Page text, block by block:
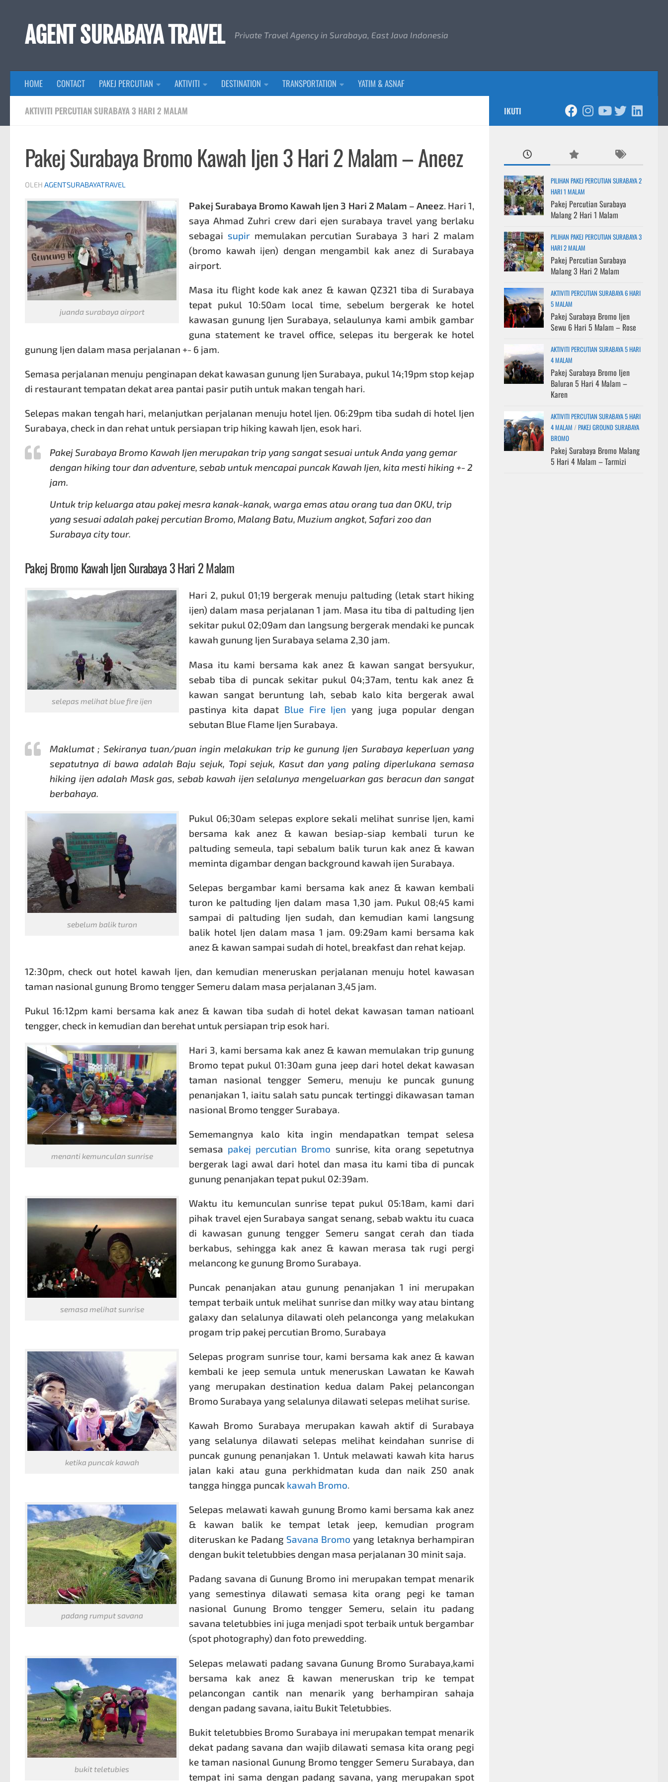
AGENT SURABAYA TRAVEL Private Travel Agency in Surabaya, East Java Indonesia
HOME CONTACT PAKEJ PERCUTIAN AKTIVITI DESTINATION TRANSPORTATION YATIM & ASNAF
AKTIVITI PERCUTIAN SURABAYA 3 HARI 2 MALAM
Pakej Surabaya Bromo Kawah Ijen 3 Hari 2 Malam – Aneez
OLEH AGENTSURABAYATRAVEL
juanda surabaya airport
Pakej Surabaya Bromo Kawah Ijen 3 Hari 2 Malam – Aneez. Hari 1,
saya Ahmad Zuhri crew dari ejen surabaya travel yang berlaku
sebagai supir memulakan percutian Surabaya 3 hari 2 malam
(bromo kawah ijen) dengan mengambil kak anez di Surabaya
airport.
Masa itu flight kode kak anez & kawan QZ321 tiba di Surabaya
tepat pukul 10:50am local time, sebelum bergerak ke hotel
kawasan gunung Ijen Surabaya, selaulunya kami ambik gambar
guna statement ke travel office, selepas itu bergerak ke hotel
gunung Ijen dalam masa perjalanan +- 6 jam.
Semasa perjalanan menuju penginapan dekat kawasan gunung Ijen Surabaya, pukul 14;19pm stop kejap
di restaurant tempatan dekat area pantai pasir putih untuk makan tengah hari.
Selepas makan tengah hari, melanjutkan perjalanan menuju hotel Ijen. 06:29pm tiba sudah di hotel Ijen
Surabaya, check in dan rehat untuk persiapan trip hiking kawah Ijen, esok hari.
Pakej Surabaya Bromo Kawah Ijen merupakan trip yang sangat sesuai untuk Anda yang gemar
dengan hiking tour dan adventure, sebab untuk mencapai puncak Kawah Ijen, kita mesti hiking +- 2
jam.
Untuk trip keluarga atau pakej mesra kanak-kanak, warga emas atau orang tua dan OKU, trip
yang sesuai adalah pakej percutian Bromo, Malang Batu, Muzium angkot, Safari zoo dan
Surabaya city tour.
Pakej Bromo Kawah IjenSurabaya 3 Hari 2 Malam
selepas melihat blue fire ijen
Hari 2, pukul 01;19 bergerak menuju paltuding (letak start hiking
ijen) dalam masa perjalanan 1 jam. Masa itu tiba di paltuding Ijen
sekitar pukul 02;09am dan langsung bergerak mendaki ke puncak
kawah gunung Ijen Surabaya selama 2,30 jam.
Masa itu kami bersama kak anez & kawan sangat bersyukur,
sebab tiba di puncak sekitar pukul 04;37am, tentu kak anez &
kawan sangat beruntung lah, sebab kalo kita bergerak awal
pastinya kita dapat Blue Fire Ijen yang juga popular dengan
sebutan Blue Flame Ijen Surabaya.
Maklumat ; Sekiranya tuan/puan ingin melakukan trip ke gunung Ijen Surabaya keperluan yang
sepatutnya di bawa adalah Baju sejuk, Topi sejuk, Kasut dan yang paling diperlukana semasa
hiking ijen adalah Mask gas, sebab kawah ijen selalunya mengeluarkan gas beracun dan sangat
berbahaya.
sebelum balik turon
Pukul 06;30am selepas explore sekali melihat sunrise Ijen, kami
bersama kak anez & kawan besiap-siap kembali turun ke
paltuding semeula, tapi sebalum balik turun kak anez & kawan
meminta digambar dengan background kawah ijen Surabaya.
Selepas bergambar kami bersama kak anez & kawan kembali
turon ke paltuding Ijen dalam masa 1,30 jam. Pukul 08;45 kami
sampai di paltuding Ijen sudah, dan kemudian kami langsung
balik hotel Ijen dalam masa 1 jam. 09:29am kami bersama kak
anez & kawan sampai sudah di hotel, breakfast dan rehat kejap.
12:30pm, check out hotel kawah Ijen, dan kemudian meneruskan perjalanan menuju hotel kawasan
taman nasional gunung Bromo tengger Semeru dalam masa perjalanan 3,45 jam.
Pukul 16:12pm kami bersama kak anez & kawan tiba sudah di hotel dekat kawasan taman natioanl
tengger, check in kemudian dan berehat untuk persiapan trip esok hari.
menanti kemunculan sunrise
Hari 3, kami bersama kak anez & kawan memulakan trip gunung
Bromo tepat pukul 01:30am guna jeep dari hotel dekat kawasan
taman nasional tengger Semeru, menuju ke puncak gunung
penanjakan 1, iaitu salah satu puncak tertinggi dikawasan taman
nasional Bromo tengger Surabaya.
Sememangnya kalo kita ingin mendapatkan tempat selesa
semasa pakej percutian Bromo sunrise, kita orang sepetutnya
bergerak lagi awal dari hotel dan masa itu kami tiba di puncak
gunung penanjakan tepat pukul 02:39am.
semasa melihat sunrise
Waktu itu kemunculan sunrise tepat pukul 05:18am, kami dari
pihak travel ejen Surabaya sangat senang, sebab waktu itu cuaca
di kawasan gunung tengger Semeru sangat cerah dan tiada
berkabus, sehingga kak anez & kawan merasa tak rugi pergi
melancong ke gunung Bromo Surabaya.
Puncak penanjakan atau gunung penanjakan 1 ini merupakan
tempat terbaik untuk melihat sunrise dan milky way atau bintang
galaxy dan selalunya dilawati oleh pelanconga yang melakukan
progam trip pakej percutian Bromo, Surabaya
ketika puncak kawah
Selepas program sunrise tour, kami bersama kak anez & kawan
kembali ke jeep semula untuk meneruskan Lawatan ke Kawah
yang merupakan destination kedua dalam Pakej pelancongan
Bromo Surabaya yang selalunya dilawati selepas melihat surise.
Kawah Bromo Surabaya merupakan kawah aktif di Surabaya
yang selalunya dilawati selepas melihat keindahan sunrise di
puncak gunung penanjakan 1. Untuk melawati kawah kita harus
jalan kaki atau guna perkhidmatan kuda dan naik 250 anak
tangga hingga puncak kawah Bromo.
padang rumput savana
Selepas melawati kawah gunung Bromo kami bersama kak anez
& kawan balik ke tempat letak jeep, kemudian program
diteruskan ke Padang Savana Bromo yang letaknya berhampiran
dengan bukit teletubbies dengan masa perjalanan 30 minit saja.
Padang savana di Gunung Bromo ini merupakan tempat menarik
yang semestinya dilawati semasa kita orang pegi ke taman
nasional Gunung Bromo tengger Semeru, selain itu padang
savana teletubbies ini juga menjadi spot terbaik untuk bergambar
(spot photography) dan foto prewedding.
bukit teletubies
Selepas melawati padang savana Gunung Bromo Surabaya,kami
bersama kak anez & kawan meneruskan trip ke tempat
pelancongan cantik nan menarik yang berhampiran sahaja
dengan padang savana, iaitu Bukit Teletubbies.
Bukit teletubbies Bromo Surabaya ini merupakan tempat menarik
dekat padang savana dan wajib dilawati semasa kita orang pegi
ke taman nasional Gunung Bromo tengger Semeru Surabaya, dan
tempat ini sama dengan padang savana, yang merupakan spot
IKUTI
PILIHAN PAKEJ PERCUTIAN SURABAYA 2
HARI 1 MALAM
Pakej Percutian Surabaya
Malang 2 Hari 1 Malam
PILIHAN PAKEJ PERCUTIAN SURABAYA 3
HARI 2 MALAM
Pakej Percutian Surabaya
Malang 3 Hari 2 Malam
AKTIVITI PERCUTIAN SURABAYA 6 HARI
5 MALAM
Pakej Surabaya Bromo Ijen
Sewu 6 Hari 5 Malam – Rose
AKTIVITI PERCUTIAN SURABAYA 5 HARI
4 MALAM
Pakej Surabaya Bromo Ijen
Baluran 5 Hari 4 Malam –
Karen
AKTIVITI PERCUTIAN SURABAYA 5 HARI
4 MALAM / PAKEJ GROUND SURABAYA
BROMO
Pakej Surabaya Bromo Malang
5 Hari 4 Malam – Tarmizi